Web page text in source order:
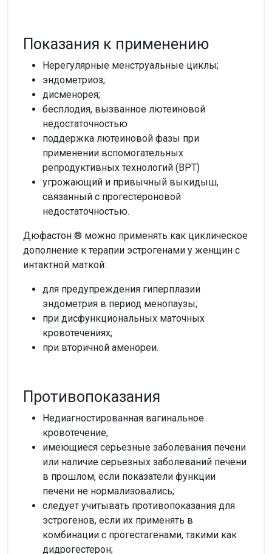
Показания к применению
Нерегулярные менструальные циклы;
эндометриоз;
дисменорея;
бесплодия, вызванное лютеиновой
недостаточностью
поддержка лютеиновой фазы при
применении вспомогательных
репродуктивных технологий (ВРТ)
угрожающий и привычный выкидыш,
связанный с прогестероновой
недостаточностью.
Дюфастон ® можно применять как циклическое
дополнение к терапии эстрогенами у женщин с
интактной маткой:
для предупреждения гиперплазии
эндометрия в период менопаузы;
при дисфункциональных маточных
кровотечениях;
при вторичной аменореи.
Противопоказания
Недиагностированная вагинальное
кровотечение;
имеющиеся серьезные заболевания печени
или наличие серьезных заболеваний печени
в прошлом, если показатели функции
печени не нормализовались;
следует учитывать противопоказания для
эстрогенов, если их применять в
комбинации с прогестагенами, такими как
дидрогестерон;